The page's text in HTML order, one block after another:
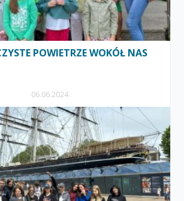
POWIETRZE WOKÓŁ NAS
06.06.2024